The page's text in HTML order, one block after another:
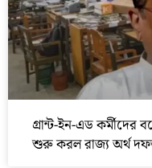
গ্রান্ট-ইন-এড কর্মীদের
শুরু করল রাজ্য অর্থ